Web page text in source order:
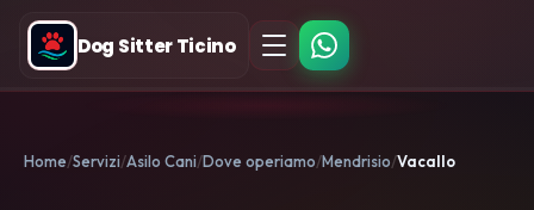
Dog Sitter Ticino
Home Servizi Asilo Cani Dove operiamo Mendrisio Vacallo